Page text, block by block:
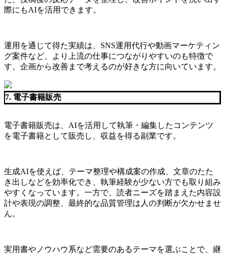
際にもAIを活用できます。
運用を通じて得た実績は、SNS運用代行や動画マーケティン
グ案件など、より上流の仕事につながりやすいのも特徴で
す。企画から改善まで考えるのが好きな方に向いています。
7. 電子書籍販売
電子書籍販売は、AIを活用して執筆・編集したコンテンツ
を電子書籍として販売し、収益を得る副業です。
生成AIを使えば、テーマ整理や構成案の作成、文章のたた
き出しなどを効率化でき、執筆経験が少ない方でも取り組み
やすくなっています。一方で、読者ニーズを踏まえた内容設
計や表現の調整、最終的な品質管理は人の判断が欠かせませ
ん。
実用書やノウハウ系など需要のあるテーマを選ぶことで、継